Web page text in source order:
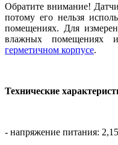
Обратите внимание!
потому его нельзя
помещениях. Для
влажных помещениях
герметичном корпусе.
Технические
- напряжение питания: